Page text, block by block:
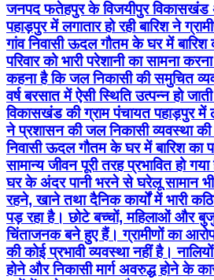
जनपद फतेहपुर के विजयीपुर विकासखंड
पहाड़पुर में लगातार हो रही बारिश ने
गांव निवासी ऊदल गौतम के घर में
परिवार को भारी परेशानी का सामना
कहना है कि जल निकासी की समुचित
वर्ष बरसात में ऐसी स्थिति उत्पन्न हो
विकासखंड की ग्राम पंचायत पहाड़पुर में
ने प्रशासन की जल निकासी व्यवस्था
निवासी ऊदल गौतम के घर में बारिश का
सामान्य जीवन पूरी तरह प्रभावित हो
घर के अंदर पानी भरने से घरेलू सामान
रहने, खाने तथा दैनिक कार्यों में भारी
पड़ रहा है। छोटे बच्चों, महिलाओं और
चिंताजनक बने हुए हैं। ग्रामीणों का
की कोई प्रभावी व्यवस्था नहीं है।
होने और निकासी मार्ग अवरुद्ध होने के